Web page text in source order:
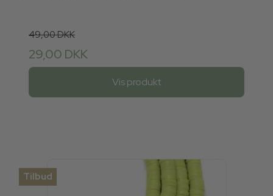
49,00 DKK
29,00 DKK
Vis produkt
Tilbud